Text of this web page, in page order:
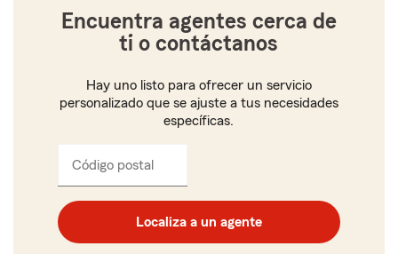
Encuentra agentes cerca de
ti o contáctanos
Hay uno listo para ofrecer un servicio
personalizado que se ajuste a tus necesidades
específicas.
Código postal
código
postal
de
cinco
Localiza a un agente